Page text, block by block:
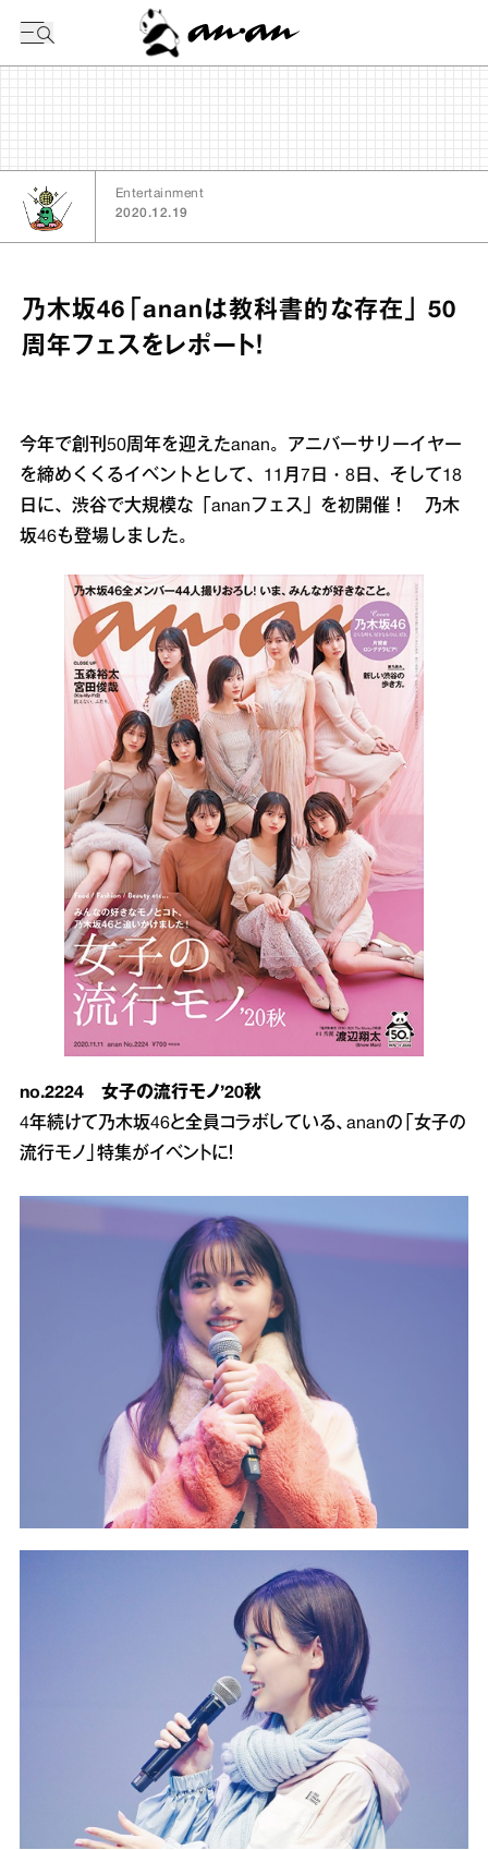
Entertainment
2020.12.19
乃木坂46「ananは教科書的な存在」 50
周年フェスをレポート！
今年で創刊50周年を迎えたanan。アニバーサリーイヤー
を締めくくるイベントとして、11月7日・8日、そして18
日に、渋谷で大規模な「ananフェス」を初開催！ 乃木
坂46も登場しました。
no.2224 女子の流行モノ’20秋
4年続けて乃木坂46と全員コラボしている、ananの「女子の
流行モノ」特集がイベントに！